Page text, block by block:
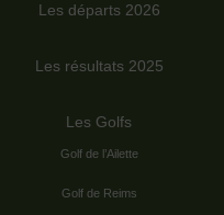
Les départs 2026
Les résultats 2025
Les Golfs
Golf de l’Ailette
Golf de Reims